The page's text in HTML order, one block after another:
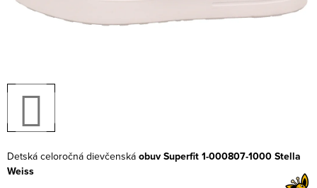
Detská celoročná dievčenská obuv Superfit 1-000807-1000 Stella
Weiss